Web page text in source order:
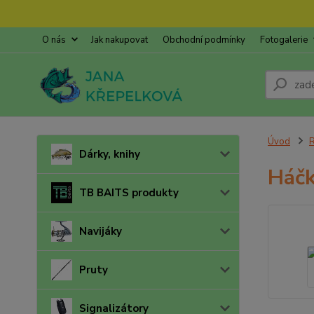
O nás Jak nakupovat Obchodní podmínky Fotogalerie
Dárky, knihy
TB BAITS produkty
Navijáky
Pruty
Signalizátory
Úvod